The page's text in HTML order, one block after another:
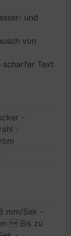
und
von
Text
-
-
mm/Sek -
 Bis zu